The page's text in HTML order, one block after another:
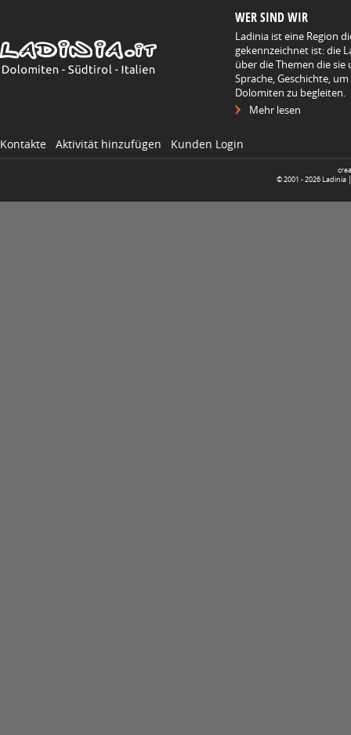
WER SIND WIR
Ladinia ist eine Region
gekennzeichnet ist: die
über die Themen die
Sprache, Geschichte,
Dolomiten zu begleiten.
Mehr lesen
Kontakte Aktivität hinzufügen Kunden Login
© 2001 -2026 Ladinia